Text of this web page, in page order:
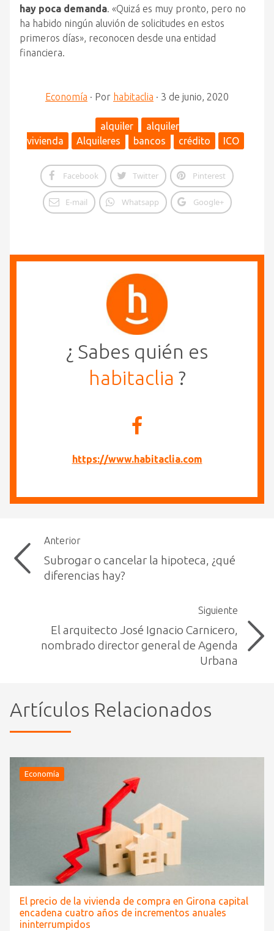
hay poca demanda. «Quizá es muy pronto, pero no
ha habido ningún aluvión de solicitudes en estos
primeros días», reconocen desde una entidad
financiera.
Economía · Por habitaclia · 3 de junio, 2020
alquiler
alquiler
vivienda
Alquileres bancos crédito ICO
Facebook Twitter Pinterest
E-mail Whatsapp Google+
¿ Sabes quién es
habitaclia ?
https://www.habitaclia.com
Anterior
Subrogar o cancelar la hipoteca, ¿qué
diferencias hay?
Siguiente
El arquitecto José Ignacio Carnicero,
nombrado director general de Agenda
Urbana
Artículos Relacionados
Economía
El precio de la vivienda de compra en Girona capital
encadena cuatro años de incrementos anuales
ininterrumpidos